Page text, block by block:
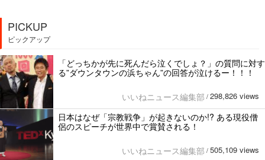
PICKUP
ピックアップ
「どっちかが先に死んだら泣くでしょ？」の質問に対す
る”ダウンタウンの浜ちゃん”の回答が泣けるー！！！
いいねニュース編集部 / 298,826 views
日本はなぜ「宗教戦争」が起きないのか!? ある現役僧
侶のスピーチが世界中で賞賛される！
いいねニュース編集部 / 505,109 views